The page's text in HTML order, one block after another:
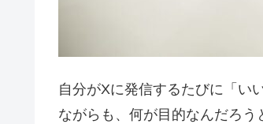
自分がXに発信するたびに「い
ながらも、何が目的なんだろう